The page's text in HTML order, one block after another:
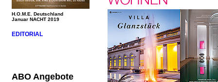
H.O.M.E. Deutschland
Januar NACHT 2019
EDITORIAL
ABO Angebote